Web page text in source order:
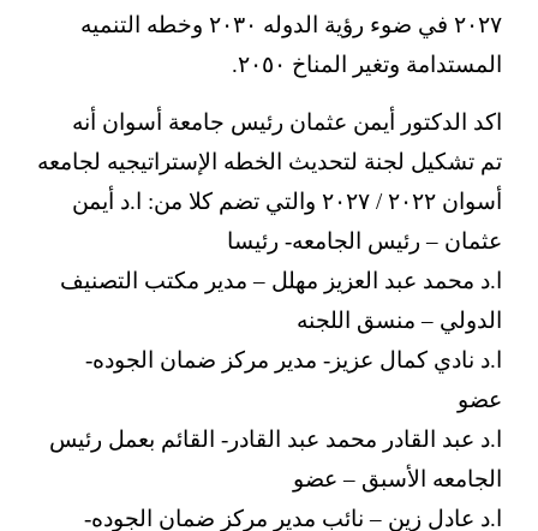
٢٠٢٧ في ضوء رؤية الدوله ٢٠٣٠ وخطه التنميه
المستدامة وتغير المناخ ٢٠٥٠.
اكد الدكتور أيمن عثمان رئيس جامعة أسوان أنه
تم تشكيل لجنة لتحديث الخطه الإستراتيجيه لجامعه
أسوان ٢٠٢٢ / ٢٠٢٧ والتي تضم كلا من: ا.د أيمن
عثمان – رئيس الجامعه- رئيسا
ا.د محمد عبد العزيز مهلل – مدير مكتب التصنيف
الدولي – منسق اللجنه
ا.د نادي كمال عزيز- مدير مركز ضمان الجوده-
عضو
ا.د عبد القادر محمد عبد القادر- القائم بعمل رئيس
الجامعه الأسبق – عضو
ا.د عادل زين – نائب مدير مركز ضمان الجوده-